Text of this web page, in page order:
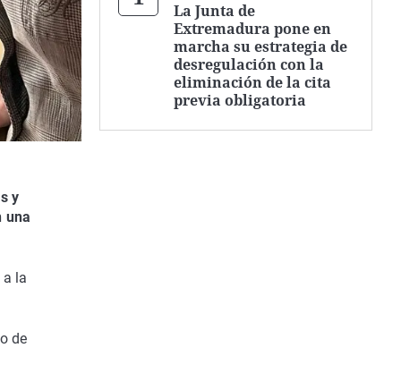
y
una
la
de
La Junta de
Extremadura pone en
marcha su estrategia de
desregulación con la
eliminación de la cita
previa obligatoria